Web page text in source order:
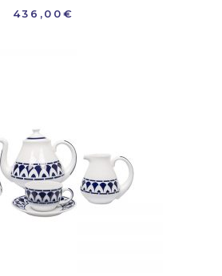
436,00€